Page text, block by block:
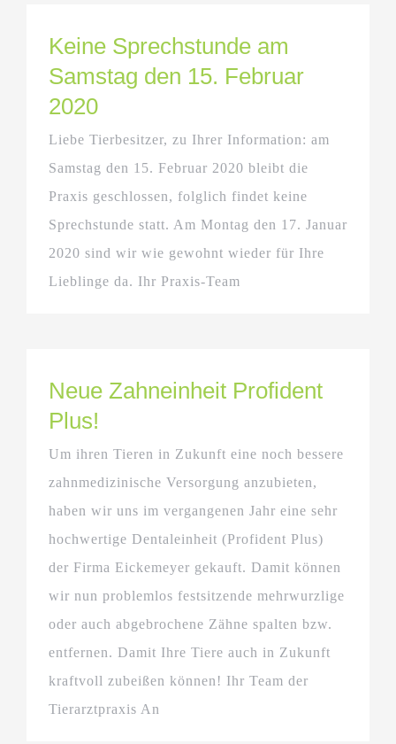
Keine Sprechstunde am
Samstag den 15. Februar
2020
Liebe Tierbesitzer, zu Ihrer Information: am
Samstag den 15. Februar 2020 bleibt die
Praxis geschlossen, folglich findet keine
Sprechstunde statt. Am Montag den 17. Januar
2020 sind wir wie gewohnt wieder für Ihre
Lieblinge da. Ihr Praxis-Team
Neue Zahneinheit Profident
Plus!
Um ihren Tieren in Zukunft eine noch bessere
zahnmedizinische Versorgung anzubieten,
haben wir uns im vergangenen Jahr eine sehr
hochwertige Dentaleinheit (Profident Plus)
der Firma Eickemeyer gekauft. Damit können
wir nun problemlos festsitzende mehrwurzlige
oder auch abgebrochene Zähne spalten bzw.
entfernen. Damit Ihre Tiere auch in Zukunft
kraftvoll zubeißen können! Ihr Team der
Tierarztpraxis An